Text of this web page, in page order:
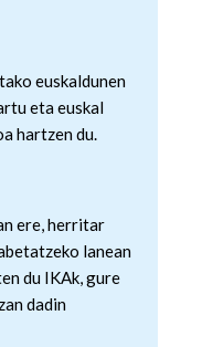
eta
teknologiaz
teknologia hori
euskaldunen
eta euskal
hartzen du.
ere, herritar
lanean
du IKAk, gure
dadin